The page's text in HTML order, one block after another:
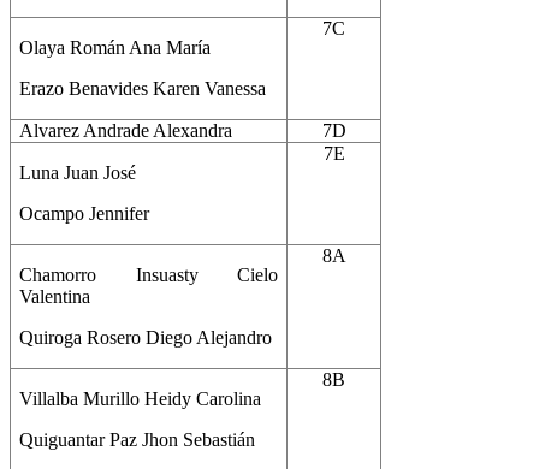
Olaya Román Ana María
Erazo Benavides Karen Vanessa
7C
Alvarez Andrade Alexandra 7D
Luna Juan José
Ocampo Jennifer
7E
Chamorro Insuasty Cielo
Valentina
Quiroga Rosero Diego Alejandro
8A
Villalba Murillo Heidy Carolina
Quiguantar Paz Jhon Sebastián
8B